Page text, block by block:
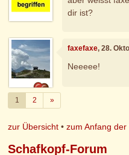
dir ist?
faxefaxe, 28.
Neeeee!
1 2 »Weiter
zur Übersicht •zum Anfang der
Schafkopf-Forum